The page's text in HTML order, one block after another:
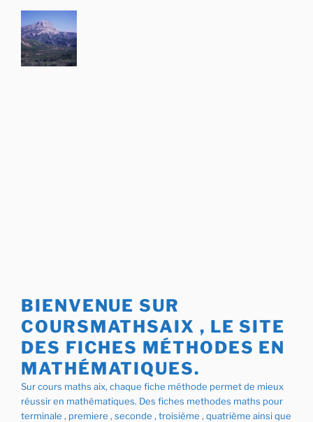
Aller
contenu
principal
BIENVENUE SUR
COURSMATHSAIX , LE SITE
DES FICHES MÉTHODES EN
MATHÉMATIQUES.
Sur cours maths aix, chaque fiche méthode permet de mieux
réussir en mathématiques. Des fiches methodes maths pour
terminale , premiere , seconde , troisième , quatrième ainsi que